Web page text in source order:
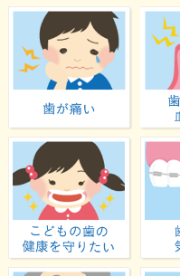
歯が
子ど